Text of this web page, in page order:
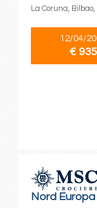
La Coruna,
12/04/
€ 935
Nord Europa